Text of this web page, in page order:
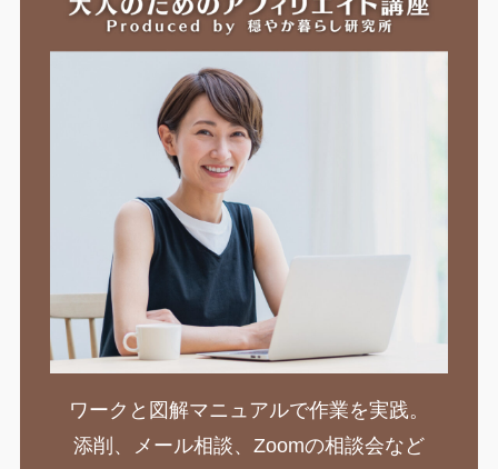
ワークと図解マニュアルで作業を実践。
添削、メール相談、Zoomの相談会など